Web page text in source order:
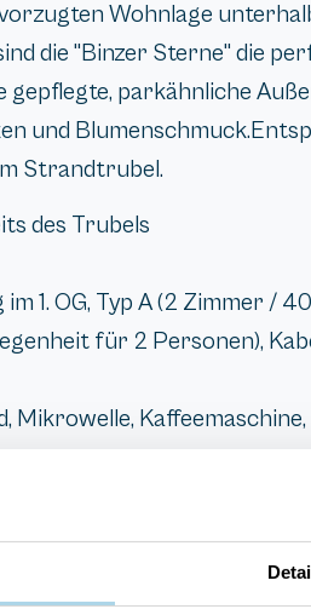
Wohnlage
die "Binzer Sterne" die
gepflegte, parkähnliche
und
Strandtrubel.
des Trubels
1. OG, Typ A (2 Zimmer / 40
für 2 Personen),
Mikrowelle,